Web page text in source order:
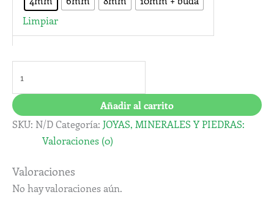
Limpiar
Añadir al carrito
SKU: N/DCategoría: JOYAS, MINERALES Y PIEDRAS:
Valoraciones (0)
Valoraciones
No hay valoraciones aún.